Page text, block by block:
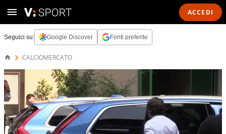
ACCEDI
Seguici su: Google Discover Fonti preferite
CALCIOMERCATO